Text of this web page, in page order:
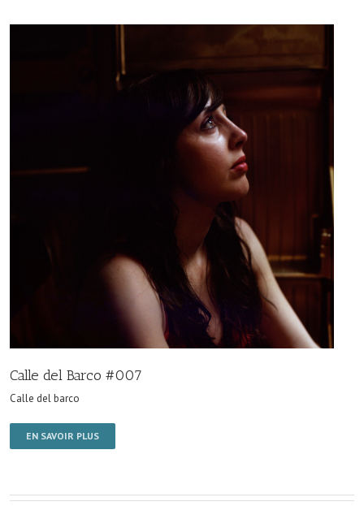
Calle del Barco #007
Calle del barco
EN SAVOIR PLUS